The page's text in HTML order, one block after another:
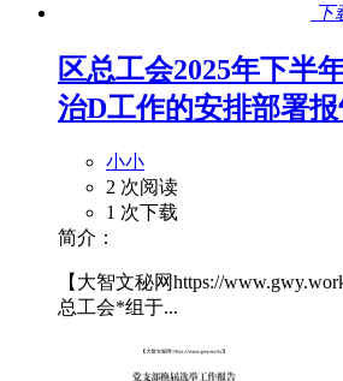
下
区总工会2025年下半
治D工作的安排部署
小小
2 次阅读
1 次下载
简介：
【大智文秘网https://
总工会*组于...